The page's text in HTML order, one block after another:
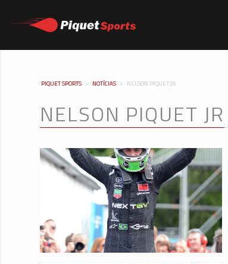
PIQUET SPORTS > NOTÍCIAS > NELSON PIQUET JR
NELSON PIQUET JR